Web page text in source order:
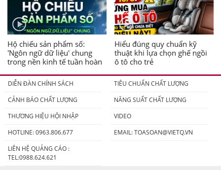
Hộ chiếu sản phẩm số:
'Ngôn ngữ dữ liệu' chung
trong nền kinh tế tuần hoàn
Hiểu đúng quy chuẩn kỹ
thuật khi lựa chọn ghế ngồi
ô tô cho trẻ
DIỄN ĐÀN CHÍNH SÁCH
TIÊU CHUẨN CHẤT LƯỢNG
CẢNH BÁO CHẤT LƯỢNG
NĂNG SUẤT CHẤT LƯỢNG
THƯƠNG HIỆU HỘI NHẬP
VIDEO
HOTLINE: 0963.806.677
EMAIL:TOASOAN@VIETQ.VN
LIÊN HỆ QUẢNG CÁO :
TEL:0988.624.621